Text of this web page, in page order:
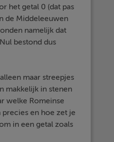
het getal 0 (dat pas
de Middeleeuwen
namelijk dat
bestond dus
maar streepjes
makkelijk in stenen
welke Romeinse
en hoe zet je
in een getal zoals